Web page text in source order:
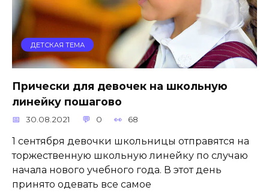
ДЕТСКАЯ ТЕМА
Прически для девочек на школьную
линейку пошагово
30.08.2021 0 68
1 сентября девочки школьницы отправятся на
торжественную школьную линейку по случаю
начала нового учебного года. В этот день
принято одевать все самое